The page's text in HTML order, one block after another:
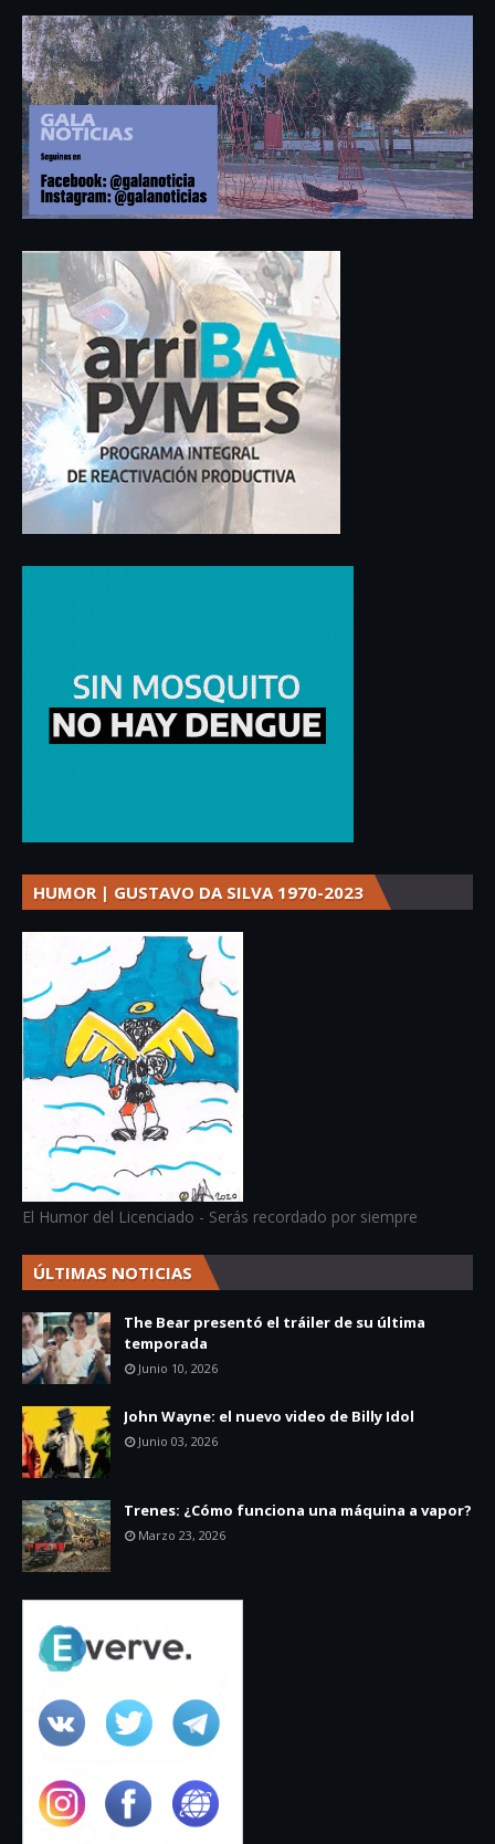
HUMOR | GUSTAVO DA SILVA 1970-2023
El Humor del Licenciado - Serás recordado por siempre
ÚLTIMAS NOTICIAS
The Bear presentó el tráiler de su última
temporada
Junio 10, 2026
John Wayne: el nuevo video de Billy Idol
Junio 03, 2026
Trenes: ¿Cómo funciona una máquina a vapor?
Marzo 23, 2026